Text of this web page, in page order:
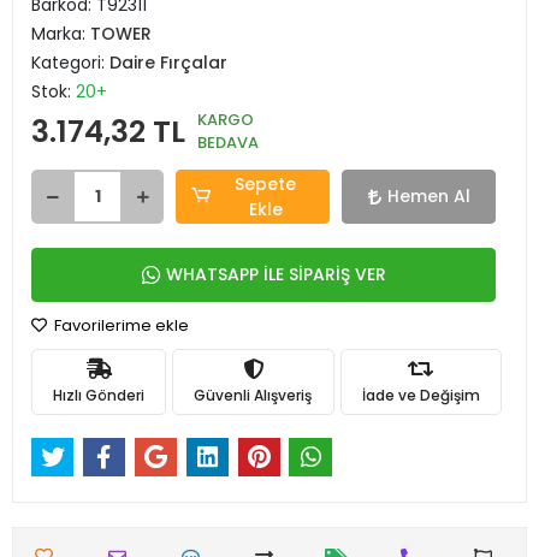
Barkod: T92311
Marka: TOWER
Kategori: Daire Fırçalar
Stok: 20+
3.174,32 TL KARGO
BEDAVA
Sepete
Ekle
Hemen Al
WHATSAPP İLE SİPARİŞ VER
Favorilerime ekle
Hızlı Gönderi Güvenli Alışveriş İade ve Değişim